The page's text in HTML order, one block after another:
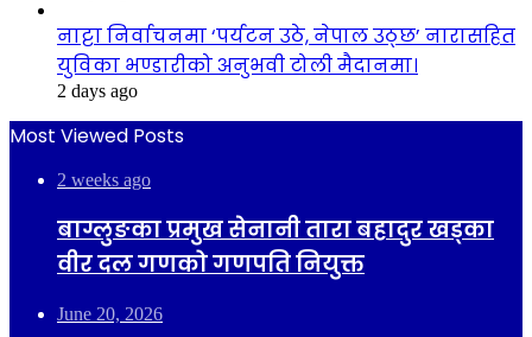
नाट्टा निर्वाचनमा ‘पर्यटन उठे, नेपाल उठ्छ’ नारासहित
युविका भण्डारीको अनुभवी टोली मैदानमा।
2 days ago
Most Viewed Posts
2 weeks ago
बाग्लुङका प्रमुख सेनानी तारा बहादुर खड्का
वीर दल गणको गणपति नियुक्त
June 20, 2026